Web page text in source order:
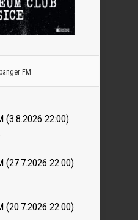
FM
(3.8.2026 22:00)
(27.7.2026 22:00)
(20.7.2026 22:00)